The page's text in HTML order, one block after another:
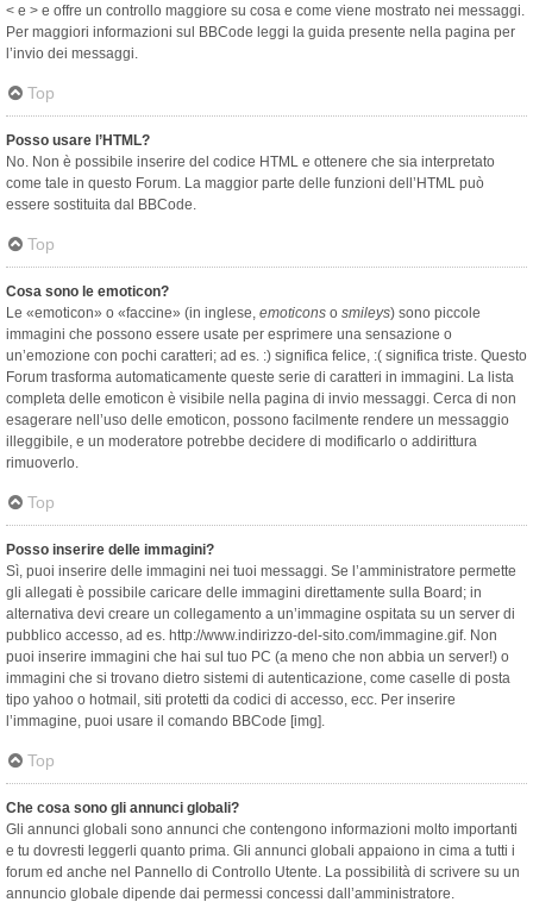
< e > e offre un controllo maggiore su cosa e come viene mostrato nei messaggi.
Per maggiori informazioni sul BBCode leggi la guida presente nella pagina per
l’invio dei messaggi.
Top
Posso usare l’HTML?
No. Non è possibile inserire del codice HTML e ottenere che sia interpretato
come tale in questo Forum. La maggior parte delle funzioni dell’HTML può
essere sostituita dal BBCode.
Top
Cosa sono le emoticon?
Le «emoticon» o «faccine» (in inglese, emoticons o smileys) sono piccole
immagini che possono essere usate per esprimere una sensazione o
un’emozione con pochi caratteri; ad es. :) significa felice, :( significa triste. Questo
Forum trasforma automaticamente queste serie di caratteri in immagini. La lista
completa delle emoticon è visibile nella pagina di invio messaggi. Cerca di non
esagerare nell’uso delle emoticon, possono facilmente rendere un messaggio
illeggibile, e un moderatore potrebbe decidere di modificarlo o addirittura
rimuoverlo.
Top
Posso inserire delle immagini?
Sì, puoi inserire delle immagini nei tuoi messaggi. Se l’amministratore permette
gli allegati è possibile caricare delle immagini direttamente sulla Board; in
alternativa devi creare un collegamento a un’immagine ospitata su un server di
pubblico accesso, ad es. http://www.indirizzo-del-sito.com/immagine.gif. Non
puoi inserire immagini che hai sul tuo PC (a meno che non abbia un server!) o
immagini che si trovano dietro sistemi di autenticazione, come caselle di posta
tipo yahoo o hotmail, siti protetti da codici di accesso, ecc. Per inserire
l’immagine, puoi usare il comando BBCode [img].
Top
Che cosa sono gli annunci globali?
Gli annunci globali sono annunci che contengono informazioni molto importanti
e tu dovresti leggerli quanto prima. Gli annunci globali appaiono in cima a tutti i
forum ed anche nel Pannello di Controllo Utente. La possibilità di scrivere su un
annuncio globale dipende dai permessi concessi dall’amministratore.